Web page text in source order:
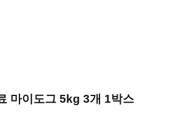
마이도그 5kg 3개 1박스